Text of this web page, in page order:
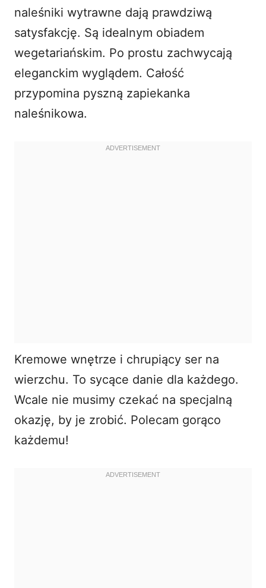
naleśniki wytrawne dają prawdziwą
satysfakcję. Są idealnym obiadem
wegetariańskim. Po prostu zachwycają
eleganckim wyglądem. Całość
przypomina pyszną zapiekanka
naleśnikowa.
Kremowe wnętrze i chrupiący ser na
wierzchu. To sycące danie dla każdego.
Wcale nie musimy czekać na specjalną
okazję, by je zrobić. Polecam gorąco
każdemu!